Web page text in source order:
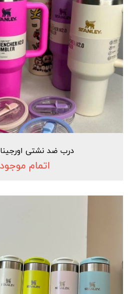
درب ضد نشتی
اتمام